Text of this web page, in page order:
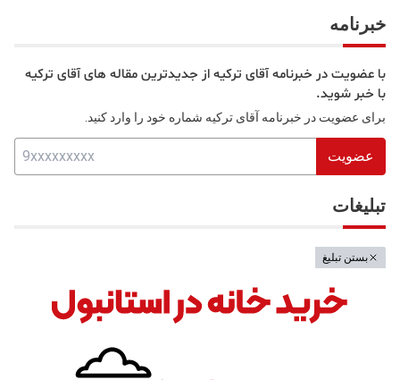
خبرنامه
با عضویت در خبرنامه آقای ترکیه از جدیدترین مقاله های آقای ترکیه
با خبر شوید.
برای عضویت در خبرنامه آقای ترکیه شماره خود را وارد کنید.
عضویت
تبلیغات
بستن تبلیغ